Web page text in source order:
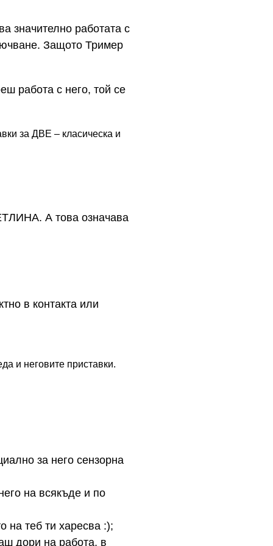
значително работата с
Защото Тример
работа с него, той се
за ДВЕ – класическа и
А това означава
в контакта или
и неговите приставки.
за него сензорна
на всякъде и по
на теб ти харесва :);
дори на работа, в